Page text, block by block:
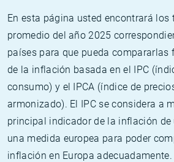
En esta página usted encontrará los
promedio del año 2025
países para que pueda compararlas
de la inflación basada en el IPC
consumo) y el IPCA (índice de
armonizado). El IPC se considera a
principal indicador de la inflación de
una medida europea para poder
inflación en Europa